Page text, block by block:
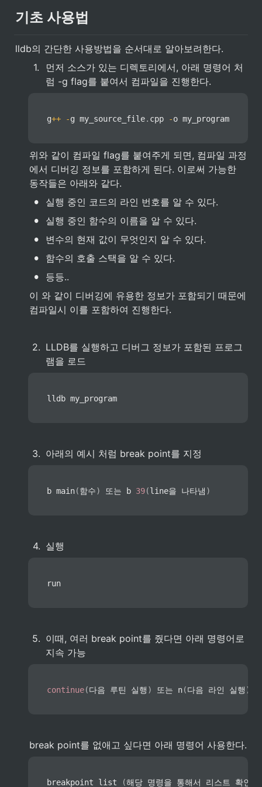
기초 사용법
lldb의 간단한 사용방법을 순서대로 알아보려한다.
1.
먼저 소스가 있는 디렉토리에서, 아래 명령어 처
럼 -g flag를 붙여서 컴파일을 진행한다.
g++ -g my_source_file. cpp -o my_program
위와 같이 컴파일 flag를 붙여주게 되면, 컴파일 과정
에서 디버깅 정보를 포함하게 된다. 이로써 가능한
동작들은 아래와 같다.
• 실행 중인 코드의 라인 번호를 알 수 있다.
• 실행 중인 함수의 이름을 알 수 있다.
• 변수의 현재 값이 무엇인지 알 수 있다.
• 함수의 호출 스택을 알 수 있다.
•
등등..
이 와 같이 디버깅에 유용한 정보가 포함되기 때문에
컴파일시 이를 포함하여 진행한다.
2. LLDB를 실행하고 디버그 정보가 포함된 프로그
램을 로드
lldb my_program
3. 아래의 예시 처럼 break point를 지정
b main(함수) 또는 b 39(line을 나타냄 )
4. 실행
run
5. 이때, 여러 break point를 줬다면 아래 명령어로
지속 가능
continue(다음 루틴 실행 ) 또는 n(다음 라인 실행 )
break point를 없애고 싶다면 아래 명령어 사용한다.
breakpoint list (해당 명령을 통해서 리스트 확인